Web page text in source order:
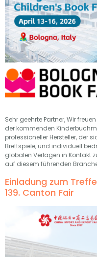
Sehr geehrte Partner, Wir
der kommenden
professioneller Hersteller, der
Brettspiele, und individuell
globalen Verlagen in Kontakt
auf diesem führenden
Einladung zum
139. Canton Fair